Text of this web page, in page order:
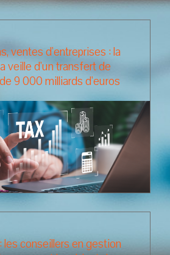
ventes d'entreprises : la
veille d'un transfert de
9 000 milliards d'euros
les conseillers en gestion